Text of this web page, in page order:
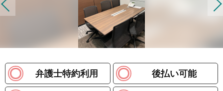
弁護士特約利用 後払い可能